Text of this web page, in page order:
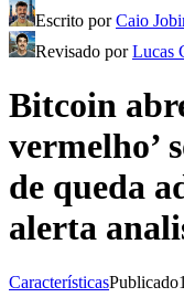
Escrito porCaio
Revisado porLucas
Bitcoin
vermelho’
de queda
alerta
CaracterísticasPublicado